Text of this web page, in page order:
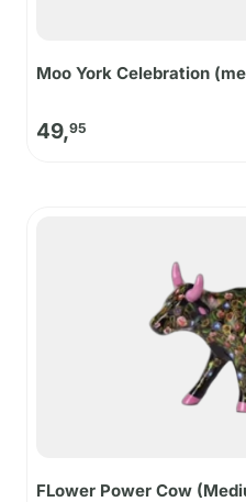
Moo York Celebration
49,95
FLower Power Cow